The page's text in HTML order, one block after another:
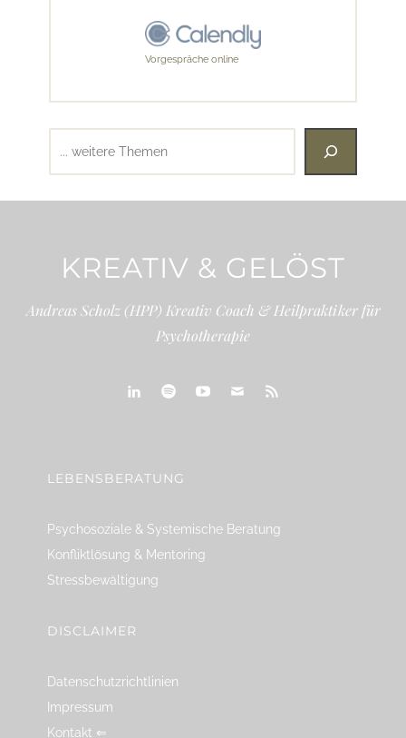
Vorgespräche online
KREATIV & GELÖST
Andreas Scholz (HPP) Kreativ Coach & Heilpraktiker für
Psychotherapie
LEBENSBERATUNG
Psychosoziale & Systemische Beratung
Konfliktlösung & Mentoring
Stressbewältigung
DISCLAIMER
Datenschutzrichtlinien
Impressum
Kontakt ⇐